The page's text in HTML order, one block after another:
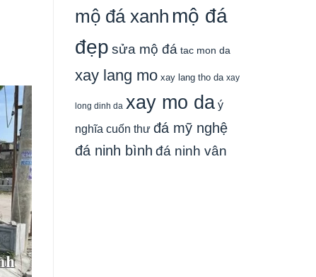
mộ đá xanh mộ đá
đẹp sửa mộ đá tac mon da
xay lang mo xay lang tho da xay
long dinh da xay mo da ý
nghĩa cuốn thư đá mỹ nghệ
đá ninh bình đá ninh vân